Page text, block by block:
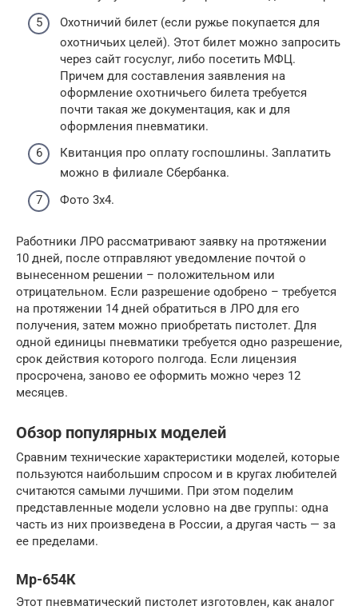
Охотничий билет (если ружье покупается для
охотничьих целей). Этот билет можно запросить
через сайт госуслуг, либо посетить МФЦ.
Причем для составления заявления на
оформление охотничьего билета требуется
почти такая же документация, как и для
оформления пневматики.
Квитанция про оплату госпошлины. Заплатить
можно в филиале Сбербанка.
Фото 3х4.
Работники ЛРО рассматривают заявку на протяжении
10 дней, после отправляют уведомление почтой о
вынесенном решении – положительном или
отрицательном. Если разрешение одобрено – требуется
на протяжении 14 дней обратиться в ЛРО для его
получения, затем можно приобретать пистолет. Для
одной единицы пневматики требуется одно разрешение,
срок действия которого полгода. Если лицензия
просрочена, заново ее оформить можно через 12
месяцев.
Обзор популярных моделей
Сравним технические характеристики моделей, которые
пользуются наибольшим спросом и в кругах любителей
считаются самыми лучшими. При этом поделим
представленные модели условно на две группы: одна
часть из них произведена в России, а другая часть — за
ее пределами.
Мр-654К
Этот пневматический пистолет изготовлен, как аналог